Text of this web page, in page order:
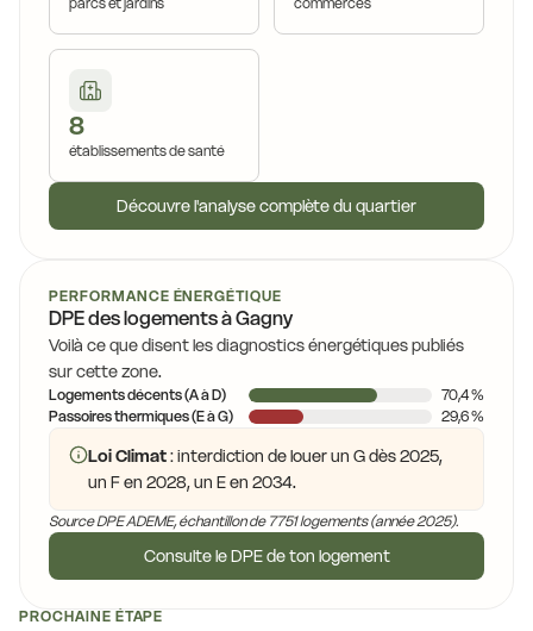
8
établissements de santé
Découvre l'analyse complète du quartier
PERFORMANCE ÉNERGÉTIQUE
DPE des logements à Gagny
Voilà ce que disent les diagnostics énergétiques publiés
sur cette zone.
Logements décents (A à D)
70,4 %
Passoires thermiques (E à G)
29,6 %
Loi Climat: interdiction de louer un G dès 2025,
un F en 2028, un E en 2034.
Source DPE ADEME, échantillon de 7751 logements (année 2025).
Consulte le DPE de ton logement
PROCHAINE ÉTAPE